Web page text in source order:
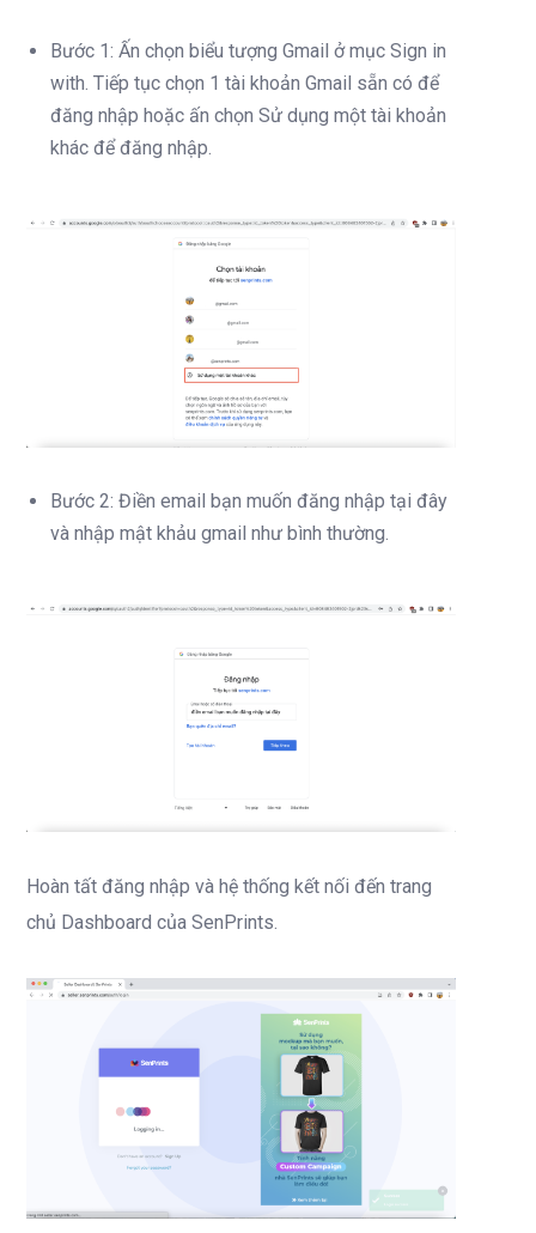
Bước 1: Ấn chọn biểu tượng Gmail ở mục Sign in
with. Tiếp tục chọn 1 tài khoản Gmail sẵn có để
đăng nhập hoặc ấn chọn Sử dụng một tài khoản
khác để đăng nhập.
Bước 2: Điền email bạn muốn đăng nhập tại đây
và nhập mật khảu gmail như bình thường.
Hoàn tất đăng nhập và hệ thống kết nối đến trang
chủ Dashboard của SenPrints.